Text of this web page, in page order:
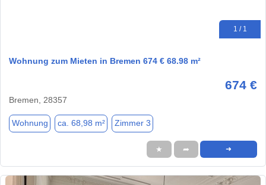
1 / 1
Wohnung zum Mieten in Bremen 674 € 68.98 m²
674 €
Bremen, 28357
Wohnung ca. 68,98 m² Zimmer 3
★ ➦ ➜